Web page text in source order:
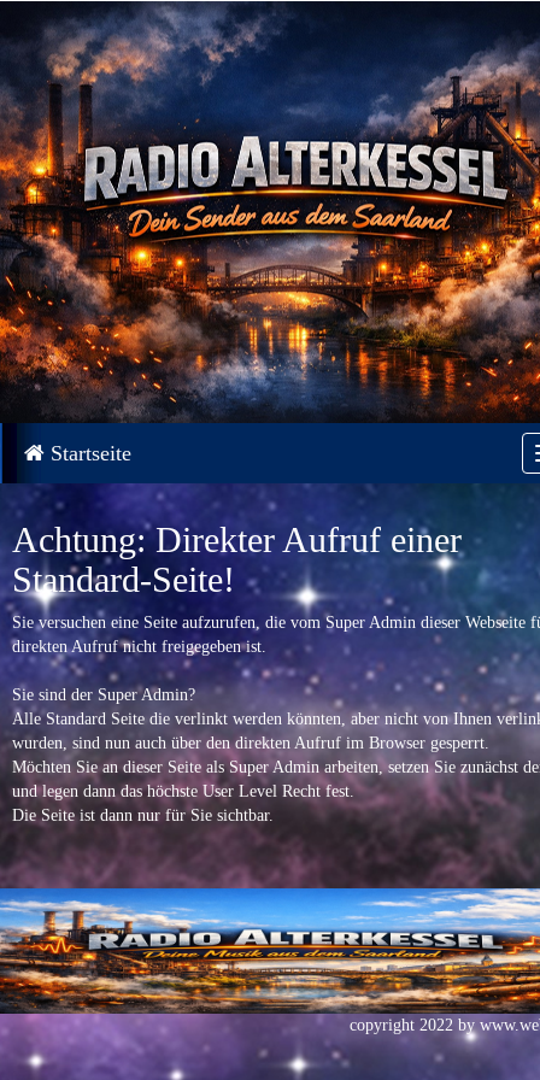
Startseite
Achtung: Direkter Aufruf einer
Standard-Seite!
Sie versuchen eine Seite aufzurufen, die vom Super Admin dieser Webseite
direkten Aufruf nicht freigegeben ist.
Sie sind der Super Admin?
Alle Standard Seite die verlinkt werden könnten, aber nicht von Ihnen
wurden, sind nun auch über den direkten Aufruf im Browser gesperrt.
Möchten Sie an dieser Seite als Super Admin arbeiten, setzen Sie zunächst
und legen dann das höchste User Level Recht fest.
Die Seite ist dann nur für Sie sichtbar.
copyright 2022 by